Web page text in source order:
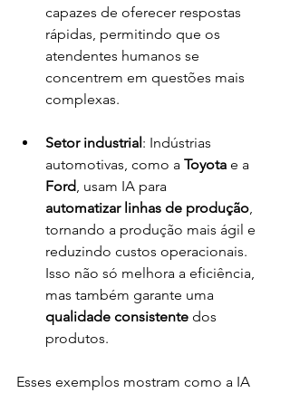
capazes de oferecer respostas
rápidas, permitindo que os
atendentes humanos se
concentrem em questões mais
complexas.
Setor industrial: Indústrias
automotivas, como a Toyota e a
Ford , usam IA para
automatizar linhas de produção
tornando a produção mais ágil e
reduzindo custos operacionais.
Isso não só melhora a eficiência,
mas também garante uma
qualidade consistente dos
produtos.
Esses exemplos mostram como a IA